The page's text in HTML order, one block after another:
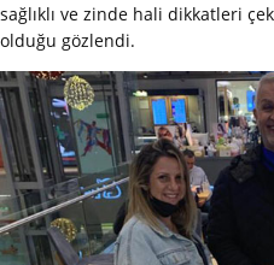
sağlıklı ve zinde hali dikkatleri
olduğu gözlendi.